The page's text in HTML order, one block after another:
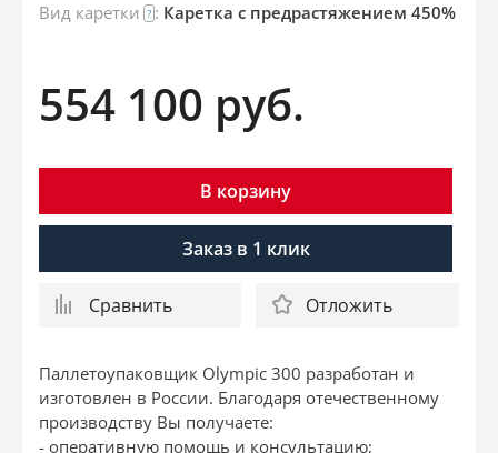
Вид каретки ? : Каретка c предрастяжением 450%
554 100 руб.
В корзину
Заказ в 1 клик
Сравнить Отложить
Паллетоупаковщик Olympic 300 разработан и
изготовлен в России. Благодаря отечественному
производству Вы получаете:
- оперативную помощь и консультацию;